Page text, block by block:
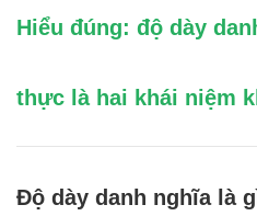
Hiểu đúng: độ dày
thực là hai khái niệm
Độ dày danh nghĩa là